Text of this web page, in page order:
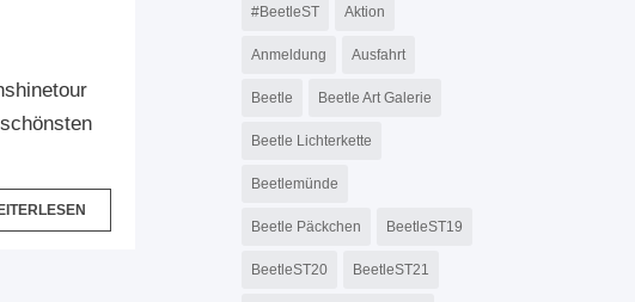
#BeetleST Aktion
Anmeldung Ausfahrt
Beetle Beetle Art Galerie
Beetle Lichterkette
Beetlemünde
Beetle Päckchen BeetleST19
BeetleST20 BeetleST21